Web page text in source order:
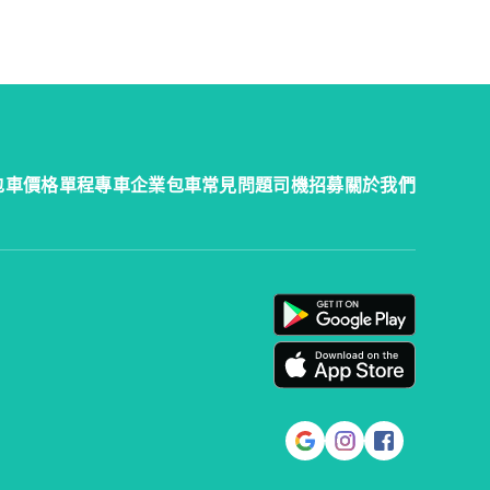
車價格單程專車企業包車常見問題司機招募關於我們